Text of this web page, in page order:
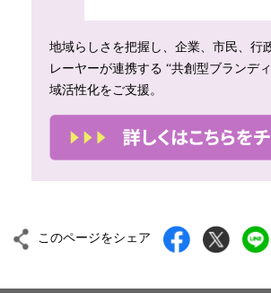
地域らしさを把握し、企業、市民、行
レーヤーが連携する “共創型ブランデ
域活性化をご支援。
このページをシェア